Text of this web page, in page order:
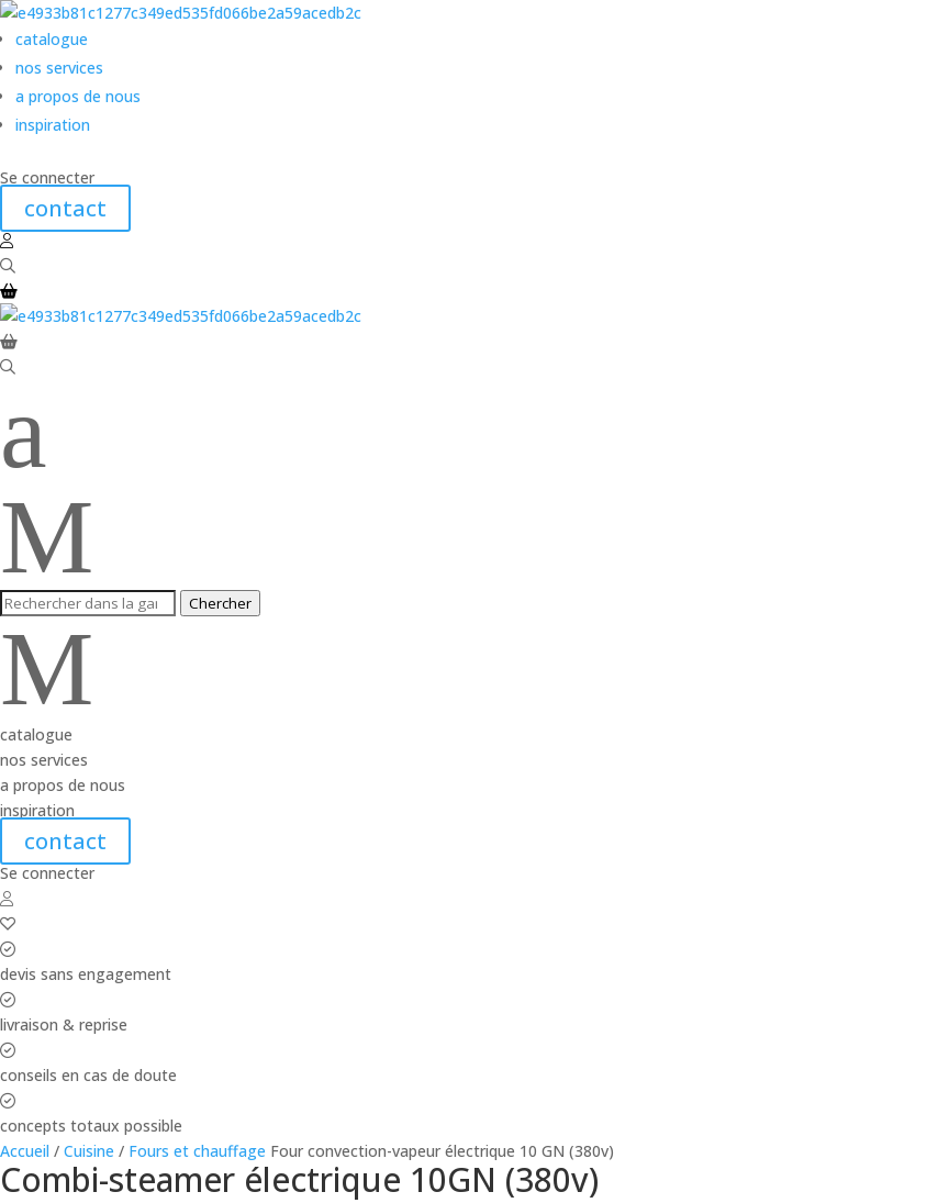
catalogue
nos services
a propos de nous
inspiration
Se connecter
contact
a
M
Chercher
M
catalogue
nos services
a propos de nous
inspiration
contact
Se connecter
devis sans engagement
livraison & reprise
conseils en cas de doute
concepts totaux possible
Accueil / Cuisine / Fours et chauffage Four convection-vapeur électrique 10 GN (380v)
Combi-steamer électrique 10GN (380v)